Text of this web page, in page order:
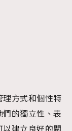
方式和個性特
的獨立性、表